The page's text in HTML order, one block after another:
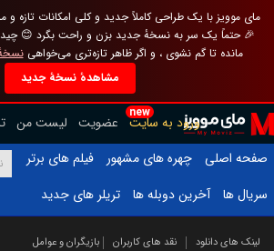
مای موویز با یک طراحی کاملاً جدید و کلی امکانات تازه و
🎉 حتماً یک سر به نسخهٔ جدید بزن و راحت بگرد 😊
مانده تا گم نشوی ، و اگر ظاهر تازه‌تری می‌خواهی
مشاهدهٔ نسخهٔ جدید
new
ورود به سایت عضویت لیست من
صفحه اصلی
چهره های مشهور
فیلم های برتر
سریال ها
آخرین دوبله ها تریلر های جدید
لینک های دانلود نقد های کاربران بازیگران و عوامل